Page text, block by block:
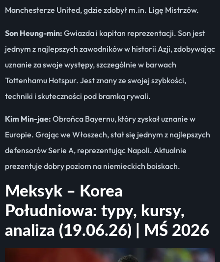
Manchesterze United, gdzie zdobył m.in. Ligę Mistrzów.
Son Heung-min: Gwiazda i kapitan reprezentacji. Son jest
jednym z najlepszych zawodników w historii Azji, zdobywając
uznanie za swoje występy, szczególnie w barwach
Tottenhamu Hotspur. Jest znany ze swojej szybkości,
techniki i skuteczności pod bramką rywali.
Kim Min-jae: Obrońca Bayernu, który zyskał uznanie w
Europie. Grając we Włoszech, stał się jednym z najlepszych
defensorów Serie A, reprezentując Napoli. Aktualnie
prezentuje dobry poziom na niemieckich boiskach.
Meksyk – Korea
Południowa: typy, kursy,
analiza (19.06.26) | MŚ 2026